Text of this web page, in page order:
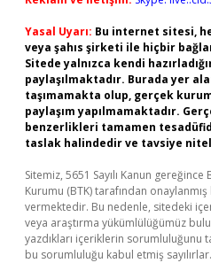
Yasal Uyarı: Bu internet sitesi,
veya şahıs şirketi ile hiçbir
Sitede yalnızca kendi
paylaşılmaktadır. Burada yer
taşımamakta olup, gerçek
paylaşım yapılmamaktadır.
benzerlikleri tamamen
taslak halindedir ve tavsiye
Sitemiz, 5651 Sayılı Kanun
Kurumu (BTK) tarafından
vermektedir. Bu nedenle, sitedeki
veya araştırma yükümlülüğümüz
yazdıkları içeriklerin sorumluluğunu
bu sorumluluğu kabul etmiş sayılırlar.